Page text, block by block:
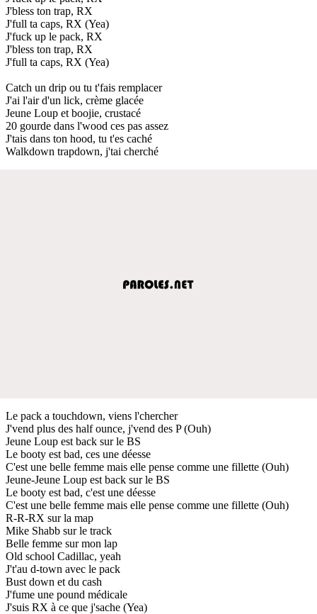
J'bless ton trap, RX
J'full ta caps, RX (Yea)
J'fuck up le pack, RX
J'bless ton trap, RX
J'full ta caps, RX (Yea)
Catch un drip ou tu t'fais remplacer
J'ai l'air d'un lick, crème glacée
Jeune Loup et boojie, crustacé
20 gourde dans l'wood ces pas assez
J'tais dans ton hood, tu t'es caché
Walkdown trapdown, j'tai cherché
Le pack a touchdown, viens l'chercher
J'vend plus des half ounce, j'vend des P (Ouh)
Jeune Loup est back sur le BS
Le booty est bad, ces une déesse
C'est une belle femme mais elle pense comme une fillette (Ouh)
Jeune-Jeune Loup est back sur le BS
Le booty est bad, c'est une déesse
C'est une belle femme mais elle pense comme une fillette (Ouh)
R-R-RX sur la map
Mike Shabb sur le track
Belle femme sur mon lap
Old school Cadillac, yeah
J't'au d-town avec le pack
Bust down et du cash
J'fume une pound médicale
J'suis RX à ce que j'sache (Yea)